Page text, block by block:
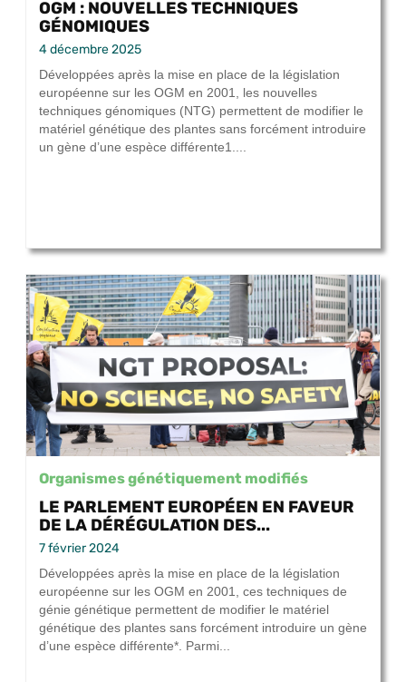
OGM : NOUVELLES TECHNIQUES
GÉNOMIQUES
4 décembre 2025
Développées après la mise en place de la législation
européenne sur les OGM en 2001, les nouvelles
techniques génomiques (NTG) permettent de modifier le
matériel génétique des plantes sans forcément introduire
un gène d’une espèce différente1....
Organismes génétiquement modifiés
LE PARLEMENT EUROPÉEN EN FAVEUR
DE LA DÉRÉGULATION DES...
7 février 2024
Développées après la mise en place de la législation
européenne sur les OGM en 2001, ces techniques de
génie génétique permettent de modifier le matériel
génétique des plantes sans forcément introduire un gène
d’une espèce différente*. Parmi...